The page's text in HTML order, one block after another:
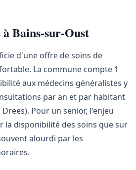
Bains-sur-Oust
d'une offre de soins de
La commune compte 1
aux médecins généralistes y
par an et par habitant
Pour un senior, l'enjeu
la disponibilité des soins que sur
alourdi par les